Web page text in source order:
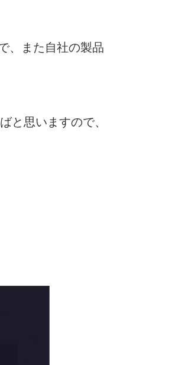
、また自社の製品
思いますので、